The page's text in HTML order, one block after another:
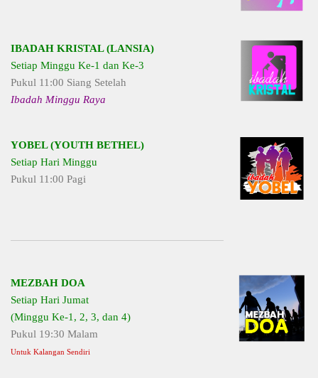
IBADAH KRISTAL (LANSIA)
Setiap Minggu Ke-1 dan Ke-3
Pukul 11:00 Siang Setelah
Ibadah Minggu Raya
YOBEL (YOUTH BETHEL)
Setiap Hari Minggu
Pukul 11:00 Pagi
MEZBAH DOA
Setiap Hari Jumat
(Minggu Ke-1, 2, 3, dan 4)
Pukul 19:30 Malam
Untuk Kalangan Sendiri